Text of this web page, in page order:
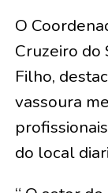
O
Cruzeiro do
Filho,
vassoura
do local